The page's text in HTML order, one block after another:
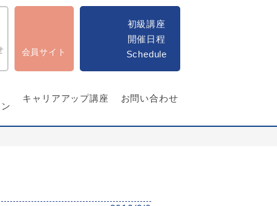
会員サイト
初級講座
開催日程
Schedule
キャリアアップ講座 お問い合わせ